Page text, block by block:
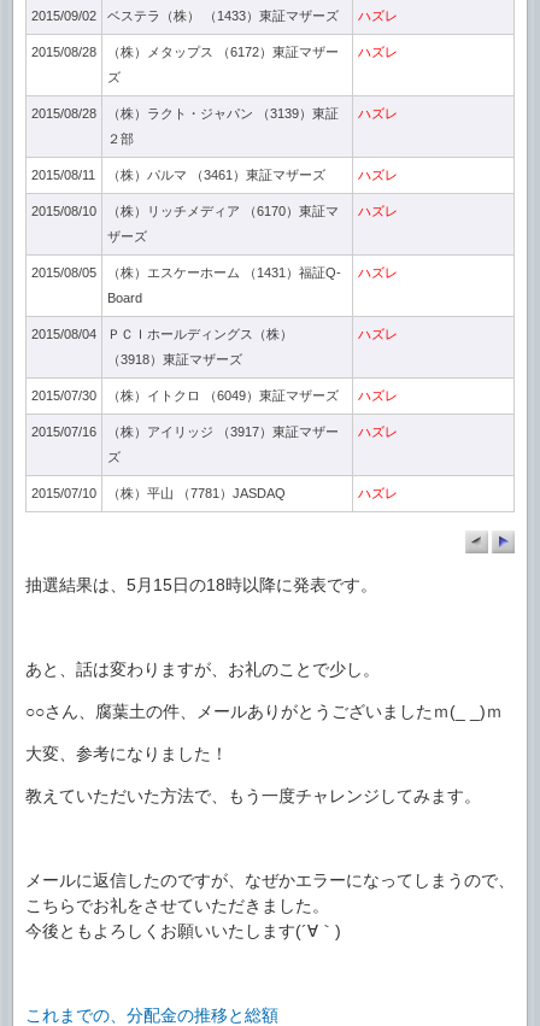
2015/09/02 ベステラ（株） （1433）東証マザーズ ハズレ
2015/08/28
（株）メタップス （6172）東証マザー
ズ
ハズレ
2015/08/28
（株）ラクト・ジャパン （3139）東証
２部
ハズレ
2015/08/11 （株）パルマ （3461）東証マザーズ ハズレ
2015/08/10
（株）リッチメディア （6170）東証マ
ザーズ
ハズレ
2015/08/05
（株）エスケーホーム （1431）福証Q-
Board
ハズレ
2015/08/04
ＰＣＩホールディングス（株）
（3918）東証マザーズ
ハズレ
2015/07/30 （株）イトクロ （6049）東証マザーズ ハズレ
2015/07/16
（株）アイリッジ （3917）東証マザー
ズ
ハズレ
2015/07/10 （株）平山 （7781）JASDAQ ハズレ
抽選結果は、5月15日の18時以降に発表です。
あと、話は変わりますが、お礼のことで少し。
○○さん、腐葉土の件、メールありがとうございましたｍ(_ _)ｍ
大変、参考になりました！
教えていただいた方法で、もう一度チャレンジしてみます。
メールに返信したのですが、なぜかエラーになってしまうので、
こちらでお礼をさせていただきました。
今後ともよろしくお願いいたします(´∀｀)
これまでの、分配金の推移と総額